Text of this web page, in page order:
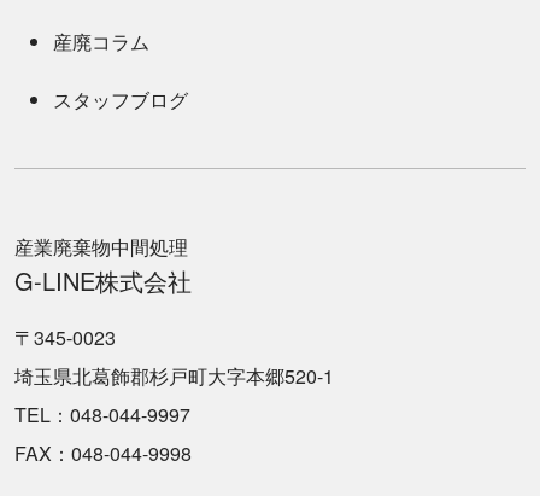
産廃コラム
スタッフブログ
産業廃棄物中間処理
G-LINE株式会社
〒345-0023
埼玉県北葛飾郡杉戸町大字本郷520-1
TEL：048-044-9997
FAX：048-044-9998